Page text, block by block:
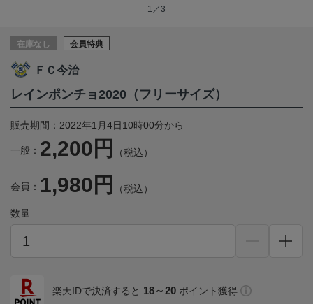
1／3
在庫なし 会員特典
ＦＣ今治
レインポンチョ2020（フリーサイズ）
販売期間：2022年1月4日10時00分から
一般： 2,200円 （税込）
会員： 1,980円 （税込）
数量
楽天IDで決済すると 18～20 ポイント獲得